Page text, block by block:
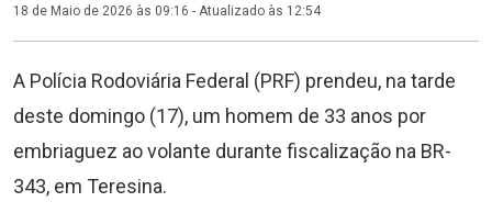
18 de Maio de 2026 às 09:16 - Atualizado às 12:54
A Polícia Rodoviária Federal (PRF) prendeu, na tarde
deste domingo (17), um homem de 33 anos por
embriaguez ao volante durante fiscalização na BR-
343, em Teresina.